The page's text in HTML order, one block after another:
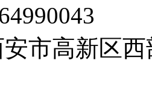
市高新区西